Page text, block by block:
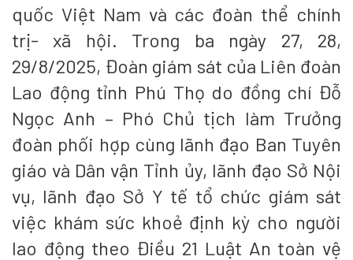
quốc Việt Nam và các đoàn thể chính
trị- xã hội. Trong ba ngày 27, 28,
29/8/2025, Đoàn giám sát của Liên đoàn
Lao động tỉnh Phú Thọ do đồng chí Đỗ
Ngọc Anh – Phó Chủ tịch làm Trưởng
đoàn phối hợp cùng lãnh đạo Ban Tuyên
giáo và Dân vận Tỉnh ủy, lãnh đạo Sở Nội
vụ, lãnh đạo Sở Y tế tổ chức giám sát
việc khám sức khoẻ định kỳ cho người
lao động theo Điều 21 Luật An toàn vệ